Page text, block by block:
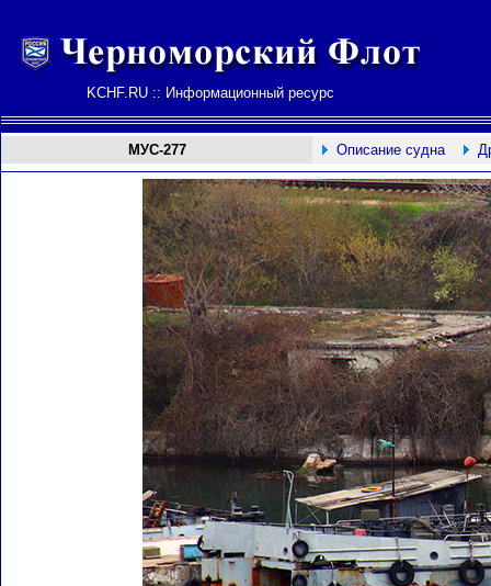
KCHF.RU :: Информационный ресурс
MУС-277 Описание судна